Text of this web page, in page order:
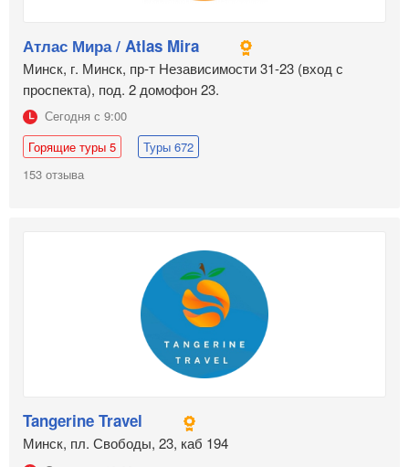
Атлас Мира / Atlas Mira
Минск, г. Минск, пр-т Независимости 31-23 (вход с
проспекта), под. 2 домофон 23.
Сегодня с 9:00
Горящие туры 5
Туры 672
153 отзыва
Tangerine Travel
Минск, пл. Свободы, 23, каб 194